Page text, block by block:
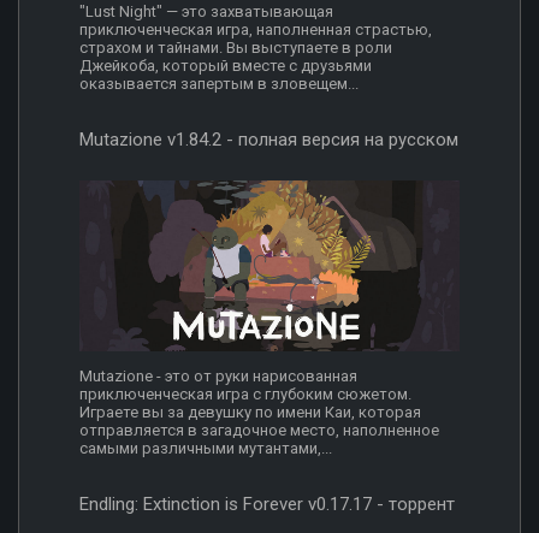
"Lust Night" — это захватывающая
приключенческая игра, наполненная страстью,
страхом и тайнами. Вы выступаете в роли
Джейкоба, который вместе с друзьями
оказывается запертым в зловещем...
Mutazione v1.84.2 - полная версия на русском
Mutazione - это от руки нарисованная
приключенческая игра с глубоким сюжетом.
Играете вы за девушку по имени Каи, которая
отправляется в загадочное место, наполненное
самыми различными мутантами,...
Endling: Extinction is Forever v0.17.17 - торрент